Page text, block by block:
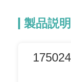
製品説明